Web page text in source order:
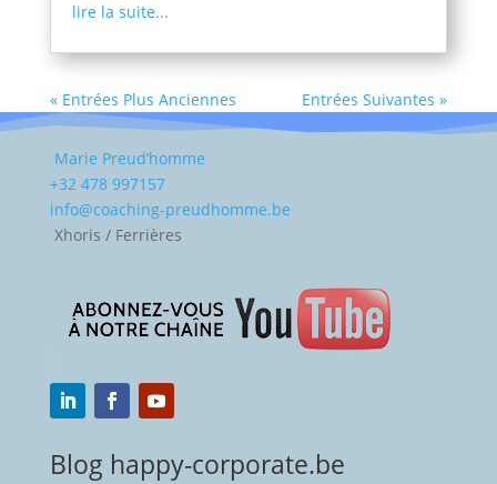
lire la suite...
« Entrées Plus Anciennes Entrées Suivantes »
Marie Preud’homme
+32 478 997157
info@coaching-preudhomme.be
Xhoris / Ferrières
Blog happy-corporate.be